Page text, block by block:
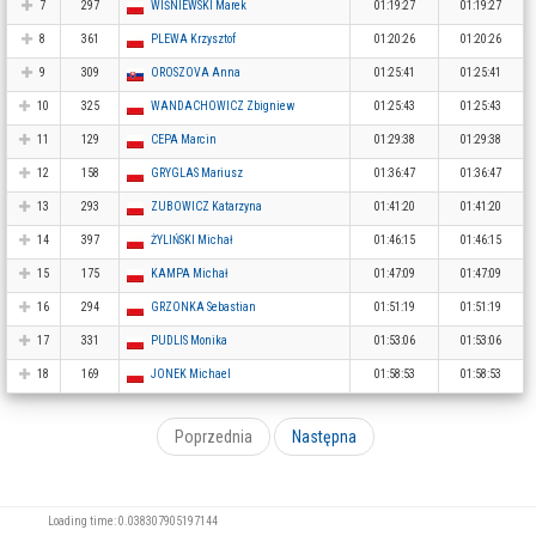
7 297 WIŚNIEWSKI Marek 01:19:27 01:19:27
8 361 PLEWA Krzysztof 01:20:26 01:20:26
9 309 OROSZOVA Anna 01:25:41 01:25:41
10 325 WANDACHOWICZ Zbigniew 01:25:43 01:25:43
11 129 CEPA Marcin 01:29:38 01:29:38
12 158 GRYGLAS Mariusz 01:36:47 01:36:47
13 293 ZUBOWICZ Katarzyna 01:41:20 01:41:20
14 397 ŻYLIŃSKI Michał 01:46:15 01:46:15
15 175 KAMPA Michał 01:47:09 01:47:09
16 294 GRZONKA Sebastian 01:51:19 01:51:19
17 331 PUDLIS Monika 01:53:06 01:53:06
18 169 JONEK Michael 01:58:53 01:58:53
Poprzednia Następna
Loading time: 0.038307905197144